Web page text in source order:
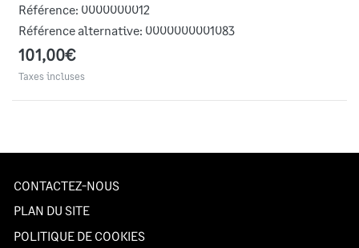
Référence: 0000000012
Référence alternative: 0000000001083
101,00€
Taxes incluses
CONTACTEZ-NOUS
PLAN DU SITE
POLITIQUE DE COOKIES